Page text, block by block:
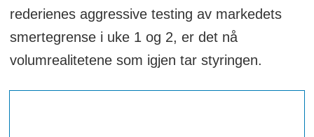
rederienes aggressive testing av markedets
smertegrense i uke 1 og 2, er det nå
volumrealitetene som igjen tar styringen.